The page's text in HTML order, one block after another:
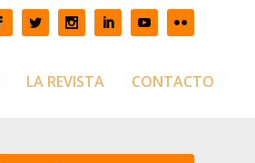
LA REVISTA CONTACTO